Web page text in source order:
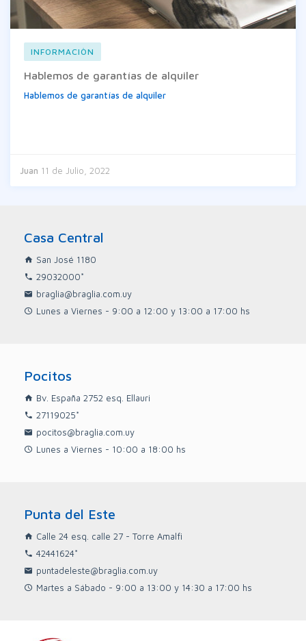
INFORMACIÒN
Hablemos de garantías de alquiler
Hablemos de garantías de alquiler
Estas son una garantía necesaria que los inquilinos e inquilinas
tienen que obtener
Hay diferentes opciones de garantía y cada una ofrece
diferentes condiciones, beneficios y costos a quienes las
contratan.
En general, trabajamos con las siguientes garantías: Personal,
Contaduría General de la Nación, ANDA y Porto Seguro.
comunicarte con nosotros.
Juan 11 de Julio, 2022
Casa Central
San José 1180
29032000*
braglia@braglia.com.uy
Lunes a Viernes - 9:00 a 12:00 y 13:00 a 17:00 hs
Pocitos
Bv. España 2752 esq. Ellauri
27119025*
pocitos@braglia.com.uy
Lunes a Viernes - 10:00 a 18:00 hs
Punta del Este
Calle 24 esq. calle 27 - Torre Amalfi
42441624*
puntadeleste@braglia.com.uy
Martes a Sábado - 9:00 a 13:00 y 14:30 a 17:00 hs